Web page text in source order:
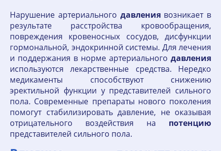
Нарушение артериального давлениявозникает в
результате расстройства кровообращения,
повреждения кровеносных сосудов, дисфункции
гормональной, эндокринной системы. Для лечения
и поддержания в норме артериального давления
используются лекарственные средства. Нередко
медикаменты способствуют снижению
эректильной функции у представителей сильного
пола. Современные препараты нового поколения
помогут стабилизировать давление, не оказывая
отрицательного воздействия на потенцию
представителей сильного пола.